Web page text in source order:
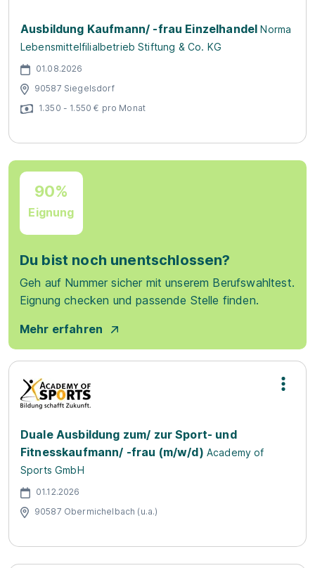
Ausbildung Kaufmann/ -frau Einzelhandel Norma
Lebensmittelfilialbetrieb Stiftung & Co. KG
01.08.2026
90587 Siegelsdorf
1.350 - 1.550 € pro Monat
90%
Eignung
Du bist noch unentschlossen?
Geh auf Nummer sicher mit unserem Berufswahltest.
Eignung checken und passende Stelle finden.
Mehr erfahren
Duale Ausbildung zum/ zur Sport- und
Fitnesskaufmann/ -frau (m/w/d) Academy of
Sports GmbH
01.12.2026
90587 Obermichelbach (u.a.)